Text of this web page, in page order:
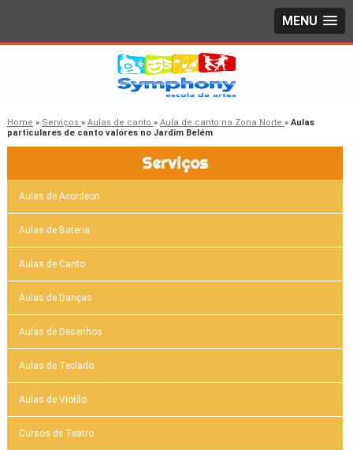
MENU
Home » Serviços » Aulas de canto » Aula de canto na Zona Norte » Aulas
particulares de canto valores no Jardim Belém
Serviços
Aulas de Acordeon
Aulas de Bateria
Aulas de Canto
Aulas de Danças
Aulas de Desenhos
Aulas de Teclado
Aulas de Violão
Cursos de Teatro